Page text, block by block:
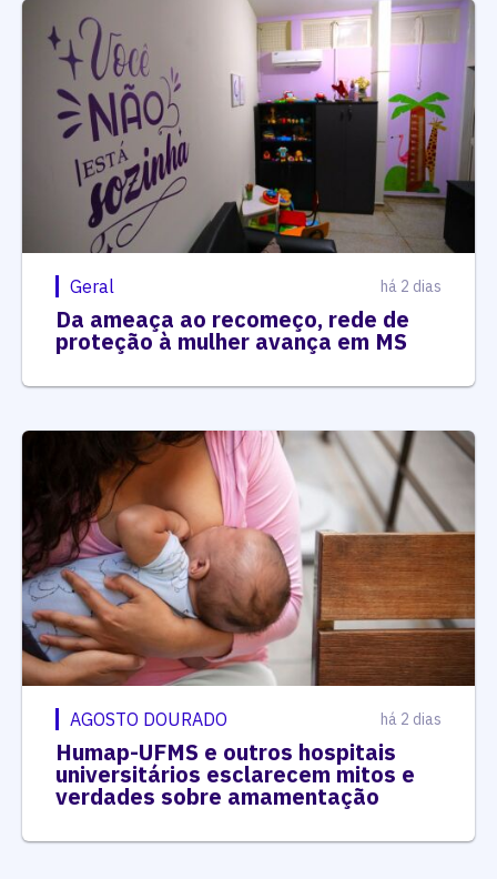
Geral há 2 dias
Da ameaça ao recomeço, rede de
proteção à mulher avança em MS
AGOSTO DOURADO há 2 dias
Humap-UFMS e outros hospitais
universitários esclarecem mitos e
verdades sobre amamentação